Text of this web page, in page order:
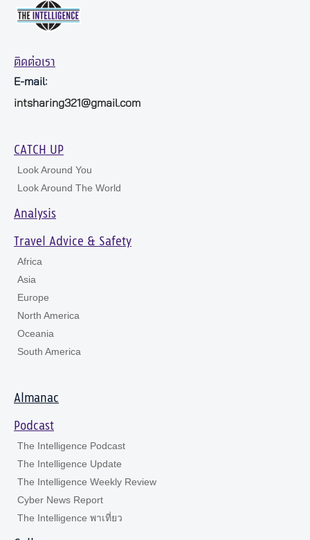
ติดต่อเรา
E-mail:
intsharing321@gmail.com
CATCH UP
Look Around You
Look Around The World
Analysis
Travel Advice & Safety
Africa
Asia
Europe
North America
Oceania
South America
Almanac
Podcast
The Intelligence Podcast
The Intelligence Update
The Intelligence Weekly Review
Cyber News Report
The Intelligence พาเที่ยว